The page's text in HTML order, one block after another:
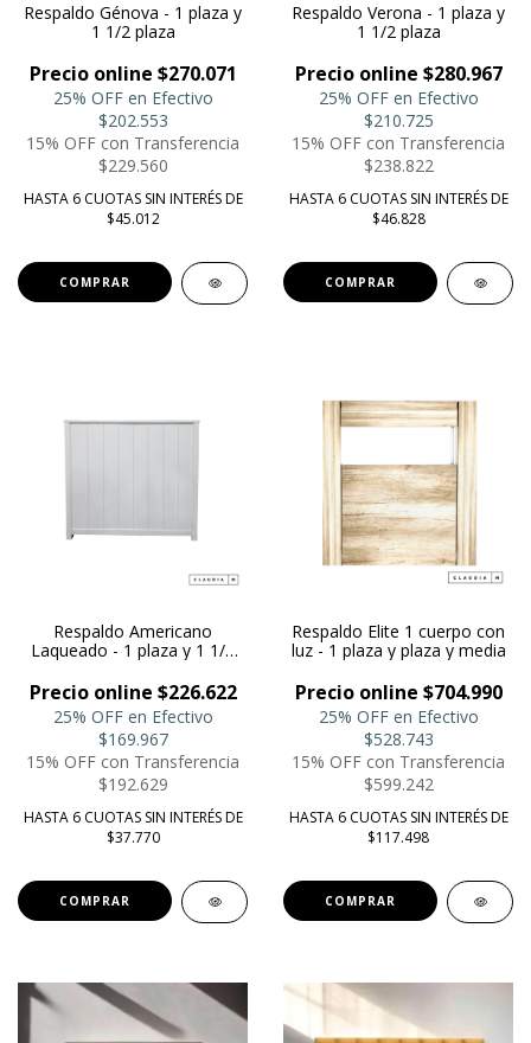
Respaldo Génova - 1 plaza y
1 1/2 plaza
Precio online $270.071
25% OFF en Efectivo
$202.553
15% OFF con Transferencia
$229.560
HASTA 6 CUOTAS SIN INTERÉS DE
$45.012
COMPRAR
Respaldo Verona - 1 plaza y
1 1/2 plaza
Precio online $280.967
25% OFF en Efectivo
$210.725
15% OFF con Transferencia
$238.822
HASTA 6 CUOTAS SIN INTERÉS DE
$46.828
COMPRAR
Respaldo Americano
Laqueado - 1 plaza y 1 1/2
Precio online $226.622
25% OFF en Efectivo
$169.967
15% OFF con Transferencia
$192.629
HASTA 6 CUOTAS SIN INTERÉS DE
$37.770
COMPRAR
Respaldo Elite 1 cuerpo con
luz - 1 plaza y plaza y media
Precio online $704.990
25% OFF en Efectivo
$528.743
15% OFF con Transferencia
$599.242
HASTA 6 CUOTAS SIN INTERÉS DE
$117.498
COMPRAR